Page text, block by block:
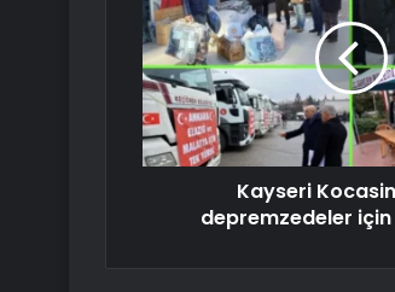
Kayseri
depremzedeler